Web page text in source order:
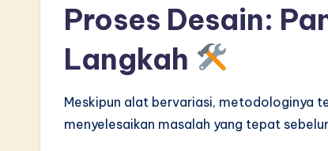
Proses Desain:
Langkah
Meskipun alat bervariasi, metodologinya
menyelesaikan masalah yang tepat